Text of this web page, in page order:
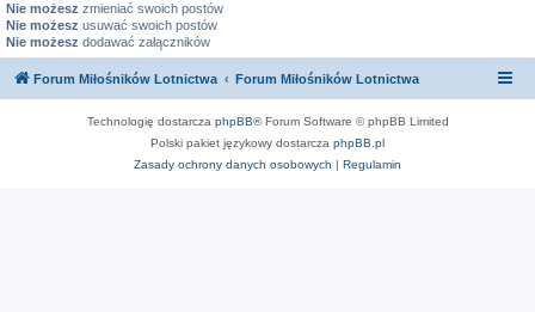
Nie możesz zmieniać swoich postów
Nie możesz usuwać swoich postów
Nie możesz dodawać załączników
Forum Miłośników Lotnictwa Forum Miłośników Lotnictwa
Technologię dostarcza phpBB® Forum Software © phpBB Limited
Polski pakiet językowy dostarcza phpBB.pl
Zasady ochrony danych osobowych | Regulamin